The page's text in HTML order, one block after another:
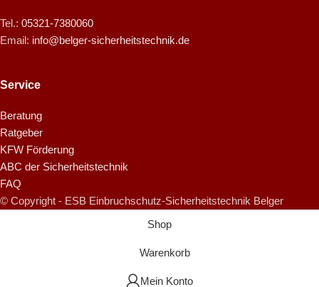
Tel.: 05321-7380060
Email: info@belger-sicherheitstechnik.de
Service
Beratung
Ratgeber
KFW Förderung
ABC der Sicherheitstechnik
FAQ
© Copyright - ESB Einbruchschutz-Sicherheitstechnik Belger
Shop
Warenkorb
Mein Konto